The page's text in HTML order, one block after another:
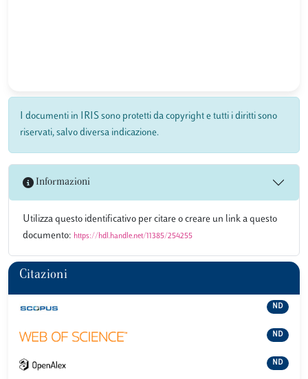
I documenti in IRIS sono protetti da copyright e tutti i diritti sono
riservati, salvo diversa indicazione.
Informazioni
Utilizza questo identificativo per citare o creare un link a questo
documento: https://hdl.handle.net/11385/254255
Citazioni
ND
ND
ND